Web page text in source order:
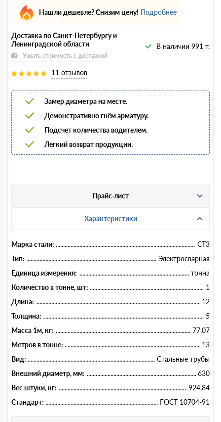
Нашли дешевле? Снизим цену! Подробнее
Доставка по Санкт-Петербургу и
Ленинградской области
Узнать стоимость с доставкой
В наличии 991 т.
11 отзывов
Замер диаметра на месте.
Демонстративно гнём арматуру.
Подсчет количества водителем.
Легкий возврат продукции.
Прайс-лист
Характеристики
Марка стали:
СТ3
Тип:
Электросварная
Единица измерения:
тонна
Количество в тонне, шт:
1
Длина:
12
Толщина:
5
Масса 1м, кг:
77,07
Метров в тонне:
13
Вид:
Стальные трубы
Внешний диаметр, мм:
630
Вес штуки, кг:
924,84
Стандарт:
ГОСТ 10704-91